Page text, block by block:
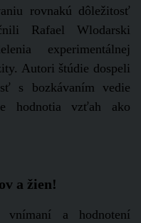
rovnakú dôležitosť
Rafael Wlodarski
experimentálnej
Autori štúdie dospeli
s bozkávaním vedie
hodnotia vzťah ako
a žien!
a hodnotení